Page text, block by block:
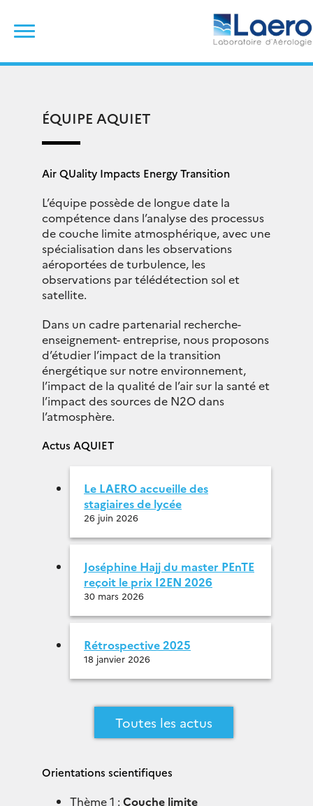
content
ÉQUIPE AQUIET
Air QUality Impacts Energy Transition
L’équipe possède de longue date la
compétence dans l’analyse des processus
de couche limite atmosphérique, avec une
spécialisation dans les observations
aéroportées de turbulence, les
observations par télédétection sol et
satellite.
Dans un cadre partenarial recherche-
enseignement- entreprise, nous proposons
d’étudier l’impact de la transition
énergétique sur notre environnement,
l’impact de la qualité de l’air sur la santé et
l’impact des sources de N2O dans
l’atmosphère.
Actus AQUIET
Le LAERO accueille des
stagiaires de lycée
26 juin 2026
Joséphine Hajj du master PEnTE
reçoit le prix I2EN 2026
30 mars 2026
Rétrospective 2025
18 janvier 2026
Toutes les actus
Orientations scientifiques
Thème 1 : Couche limite